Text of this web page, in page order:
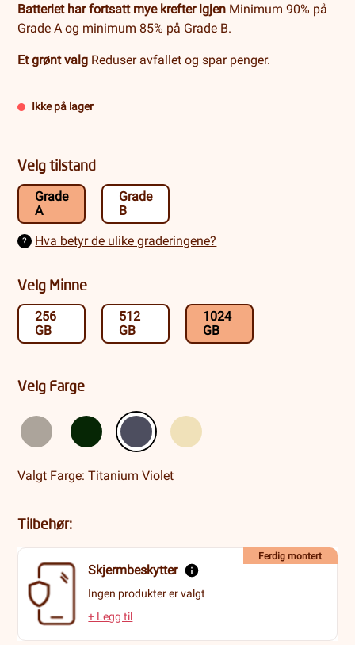
Batteriet har fortsatt mye krefter igjen Minimum 90% på
Grade A og minimum 85% på Grade B.
Et grønt valg Reduser avfallet og spar penger.
Ikke på lager
Velg tilstand
Grade
A
Grade
B
? Hva betyr de ulike graderingene?
Velg Minne
256
GB
512
GB
1024
GB
Velg Farge
Valgt Farge: Titanium Violet
Tilbehør:
Skjermbeskytter
Ingen produkter er valgt
Ferdig montert
+ Legg til